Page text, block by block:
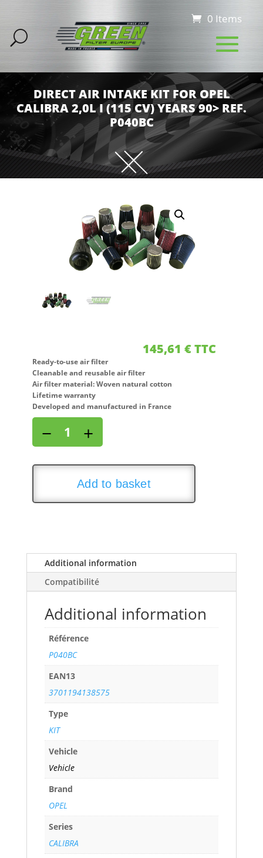
0 Items
DIRECT AIR INTAKE KIT FOR OPEL
CALIBRA 2,0L I (115 CV) YEARS 90> REF.
P040BC
145,61€TTC
Ready-to-use air filter
Cleanable and reusable air filter
Air filter material: Woven natural cotton
Lifetime warranty
Developed and manufactured in France
air
intake
kit
CALIBRA
cv)
years
90>
P040BC
quantity
− +
Add to basket
Additional information
Compatibilité
Additional information
Référence
P040BC
EAN13
3701194138575
Type
KIT
Vehicle
Vehicle
Brand
OPEL
Series
CALIBRA